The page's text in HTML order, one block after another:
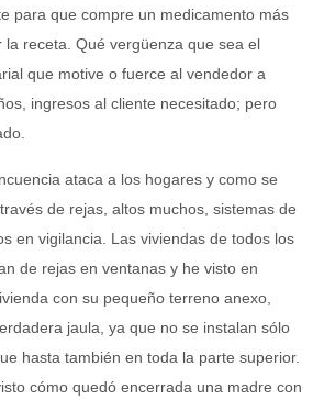
para que compre un medicamento más
receta. Qué vergüenza que sea el
que motive o fuerce al vendedor a
ingresos al cliente necesitado; pero
ataca a los hogares y como se
de rejas, altos muchos, sistemas de
en vigilancia. Las viviendas de todos los
de rejas en ventanas y he visto en
con su pequeño terreno anexo,
jaula, ya que no se instalan sólo
hasta también en toda la parte superior.
cómo quedó encerrada una madre con